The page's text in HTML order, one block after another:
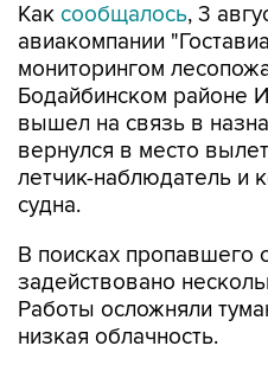
Как сообщалось, 3
авиакомпании
мониторингом
Бодайбинском районе
вышел на связь в
вернулся в место
летчик-наблюдатель и
судна.
В поисках пропавшего
задействовано
Работы осложняли
низкая облачность.